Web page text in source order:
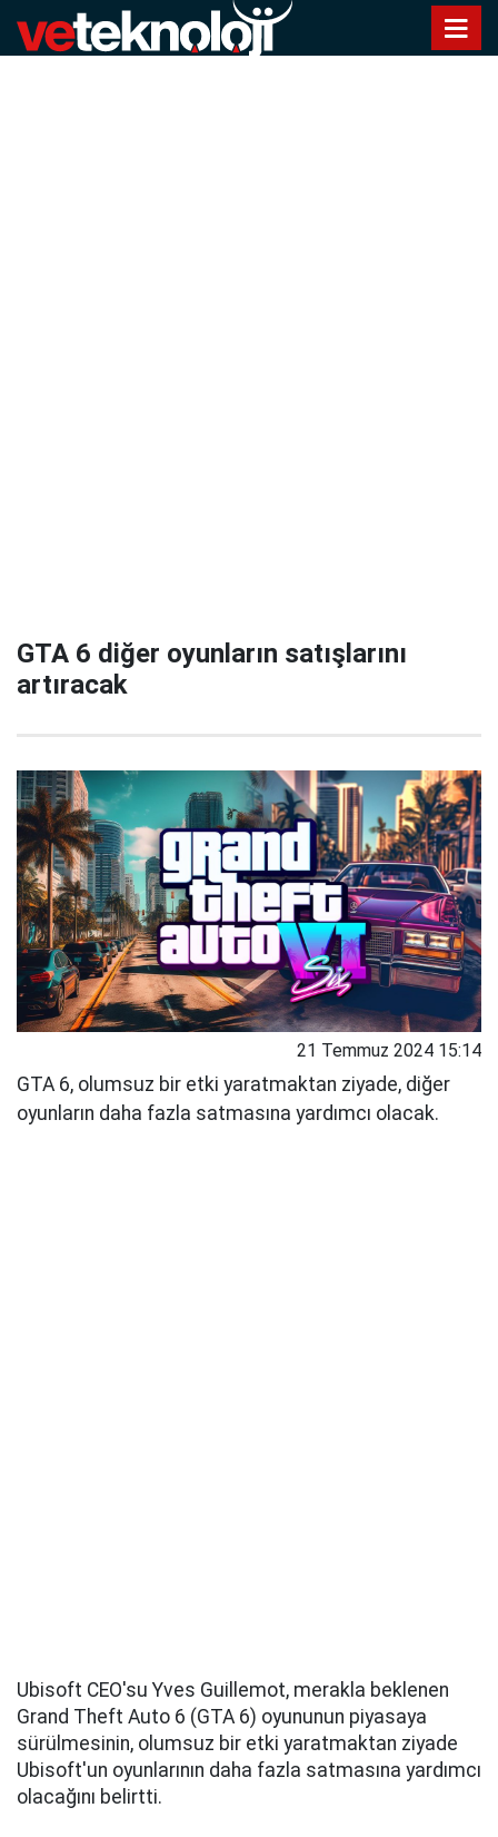
GTA 6 diğer oyunların satışlarını
artıracak
21 Temmuz 2024 15:14
GTA 6, olumsuz bir etki yaratmaktan ziyade, diğer
oyunların daha fazla satmasına yardımcı olacak.
Ubisoft CEO'su Yves Guillemot, merakla beklenen
Grand Theft Auto 6 (GTA 6) oyununun piyasaya
sürülmesinin, olumsuz bir etki yaratmaktan ziyade
Ubisoft'un oyunlarının daha fazla satmasına yardımcı
olacağını belirtti.